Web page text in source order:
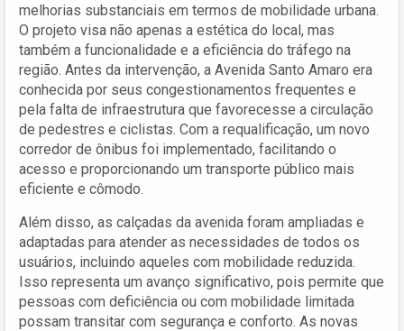
melhorias substanciais em termos de mobilidade urbana.
O projeto visa não apenas a estética do local, mas
também a funcionalidade e a eficiência do tráfego na
região. Antes da intervenção, a Avenida Santo Amaro era
conhecida por seus congestionamentos frequentes e
pela falta de infraestrutura que favorecesse a circulação
de pedestres e ciclistas. Com a requalificação, um novo
corredor de ônibus foi implementado, facilitando o
acesso e proporcionando um transporte público mais
eficiente e cômodo.
Além disso, as calçadas da avenida foram ampliadas e
adaptadas para atender as necessidades de todos os
usuários, incluindo aqueles com mobilidade reduzida.
Isso representa um avanço significativo, pois permite que
pessoas com deficiência ou com mobilidade limitada
possam transitar com segurança e conforto. As novas